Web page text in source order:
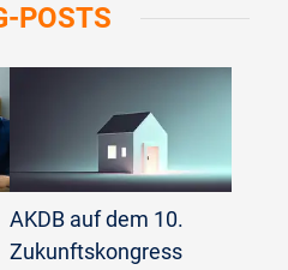
POSTS
AKDB auf dem 10.
Zukunftskongress